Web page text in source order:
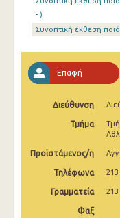
2013
2012
2010
2009
2008
2007
2006
- )
Συνοπτική έκθεση
Επαφή
Διεύθυνση
Τμήμα
Προϊστάμενος/η
Τηλέφωνα 213
Γραμματεία 213
Φαξ